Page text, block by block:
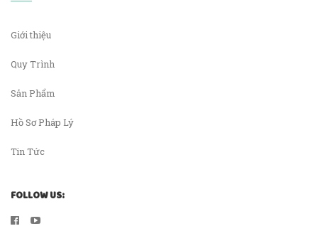
Giới thiệu
Quy Trình
Sản Phẩm
Hồ Sơ Pháp Lý
Tin Tức
FOLLOW US: